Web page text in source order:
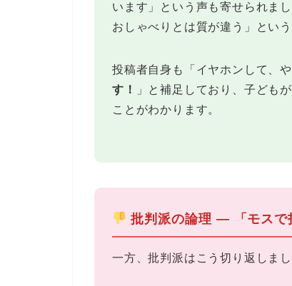
います」という声も寄せられま
おしゃべりとは質が違う」とい
投稿者自身も「イヤホンして、
す！
」と補足しており、子ども
ことがわかります。
批判派の論理 ― 「モスで
一方、批判派はこう切り返しまし